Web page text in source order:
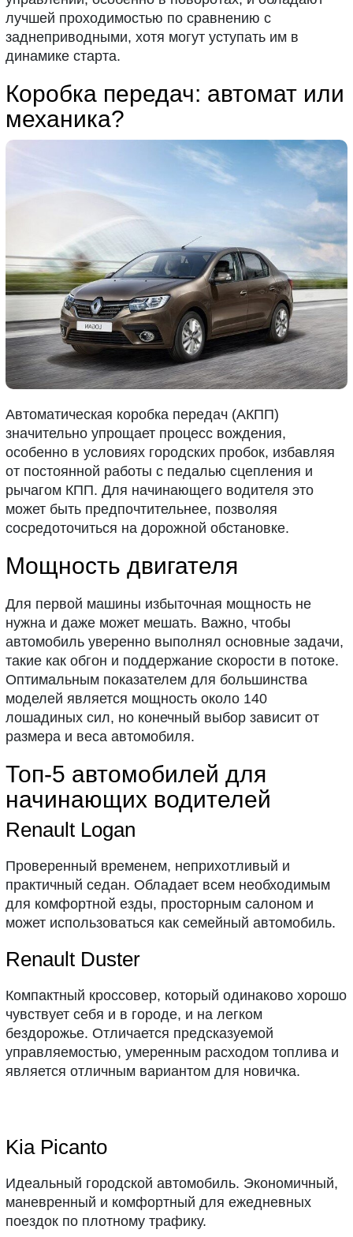
лучшей проходимостью по сравнению с
заднеприводными, хотя могут уступать им в
динамике старта.
Коробка передач: автомат или
механика?
Автоматическая коробка передач (АКПП)
значительно упрощает процесс вождения,
особенно в условиях городских пробок, избавляя
от постоянной работы с педалью сцепления и
рычагом КПП. Для начинающего водителя это
может быть предпочтительнее, позволяя
сосредоточиться на дорожной обстановке.
Мощность двигателя
Для первой машины избыточная мощность не
нужна и даже может мешать. Важно, чтобы
автомобиль уверенно выполнял основные задачи,
такие как обгон и поддержание скорости в потоке.
Оптимальным показателем для большинства
моделей является мощность около 140
лошадиных сил, но конечный выбор зависит от
размера и веса автомобиля.
Топ-5 автомобилей для
начинающих водителей
Renault Logan
Проверенный временем, неприхотливый и
практичный седан. Обладает всем необходимым
для комфортной езды, просторным салоном и
может использоваться как семейный автомобиль.
Renault Duster
Компактный кроссовер, который одинаково хорошо
чувствует себя и в городе, и на легком
бездорожье. Отличается предсказуемой
управляемостью, умеренным расходом топлива и
является отличным вариантом для новичка.
Kia Picanto
Идеальный городской автомобиль. Экономичный,
маневренный и комфортный для ежедневных
поездок по плотному трафику.